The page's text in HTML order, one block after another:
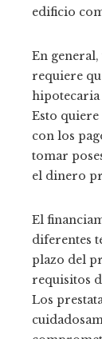
edificio
En
requiere
hipotecaria
Esto
con los
tomar
el dinero
El
diferentes
plazo del
requisitos
Los